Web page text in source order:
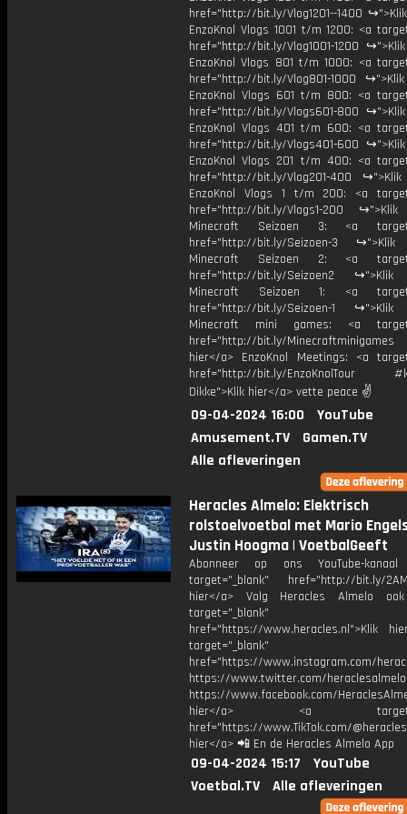
href="http://bit.ly/Vlog1201--1400
EnzoKnol Vlogs 1001 t/m 1200: <a
href="http://bit.ly/Vlog1001-1200
EnzoKnol Vlogs 801 t/m 1000: <a
href="http://bit.ly/Vlog801-1000
EnzoKnol Vlogs 601 t/m 800: <a
href="http://bit.ly/Vlogs601-800
EnzoKnol Vlogs 401 t/m 600: <a
href="http://bit.ly/Vlogs401-600
EnzoKnol Vlogs 201 t/m 400: <a
href="http://bit.ly/Vlog201-400
EnzoKnol Vlogs 1 t/m 200: <a
href="http://bit.ly/Vlogs1-200
Minecraft Seizoen 3: <a
href="http://bit.ly/Seizoen-3 ↪">Klik
Minecraft Seizoen 2: <a
href="http://bit.ly/Seizoen2 ↪">Klik
Minecraft Seizoen 1: <a
href="http://bit.ly/Seizoen-1 ↪">Klik
Minecraft mini games: <a
href="http://bit.ly/
hier</a> EnzoKnol Meetings: <a
href="http://bit.ly/EnzoKnolTour
Dikke">Klik hier</a> vette peace ✌
09-04-2024 16:00
YouTube
Amusement.TV
Gamen.TV
Alle afleveringen
Heracles Almelo: Elektrisch
rolstoelvoetbal met Mario
Justin Hoogma | VoetbalGeeft
Abonneer op ons YouTube-
target="_blank" href="http://bit.ly/
hier</a> Volg Heracles Almelo
target="_blank"
href="https://www.heracles.nl">Klik
target="_blank"
href="https://www.instagram.com/
https://www.twitter.com/heraclesalmelo
https://www.facebook.com/
hier</a> <a
href="https://www.TikTok.com/
hier</a> 📲 En de Heracles Almelo App
09-04-2024 15:17
YouTube
Voetbal.TV
Alle afleveringen